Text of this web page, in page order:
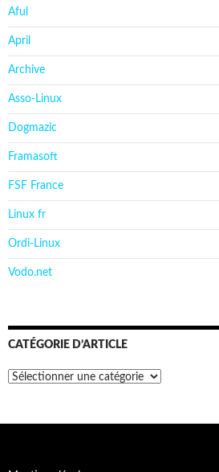
Aful
April
Archive
Asso-Linux
Dogmazic
Framasoft
FSF France
Linux fr
Ordi-Linux
Vodo.net
CATÉGORIE D’ARTICLE
Catégorie